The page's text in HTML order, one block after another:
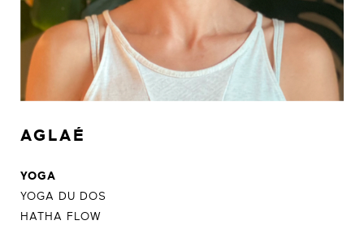
AGLAÉ
YOGA
YOGA DU DOS
HATHA FLOW